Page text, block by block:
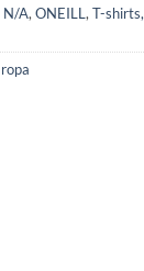
N/A, ONEILL , T-shirts,
ropa